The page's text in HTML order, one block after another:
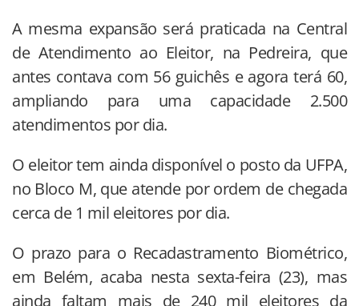
A mesma expansão será praticada na Central
de Atendimento ao Eleitor, na Pedreira, que
antes contava com 56 guichês e agora terá 60,
ampliando para uma capacidade 2.500
atendimentos por dia.
O eleitor tem ainda disponível o posto da UFPA,
no Bloco M, que atende por ordem de chegada
cerca de 1 mil eleitores por dia.
O prazo para o Recadastramento Biométrico,
em Belém, acaba nesta sexta-feira (23), mas
ainda faltam mais de 240 mil eleitores da